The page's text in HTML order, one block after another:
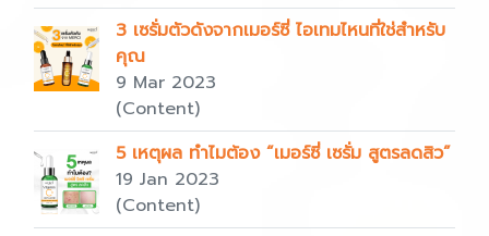
3 เซรั่มตัวดังจากเมอร์ซี่ ไอเทมไหนที่ใช่สำหรับ
คุณ
9 Mar 2023
(Content)
5 เหตุผล ทำไมต้อง “เมอร์ซี่ เซรั่ม สูตรลดสิว”
19 Jan 2023
(Content)